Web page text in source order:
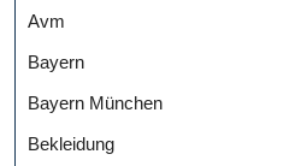
Avm
Bayern
Bayern München
Bekleidung